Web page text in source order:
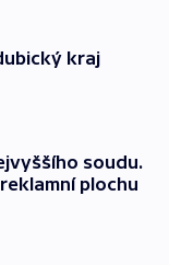
kraj
soudu.
plochu